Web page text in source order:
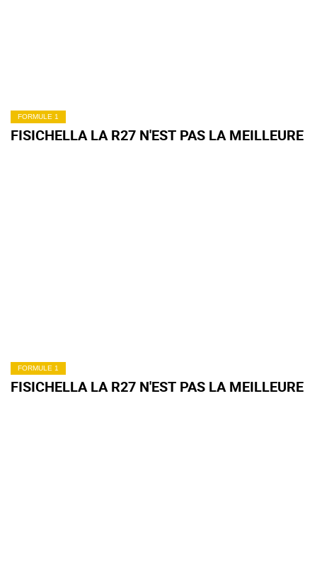
FORMULE 1
FISICHELLA LA R27 N'EST PAS LA MEILLEURE
FORMULE 1
FISICHELLA LA R27 N'EST PAS LA MEILLEURE